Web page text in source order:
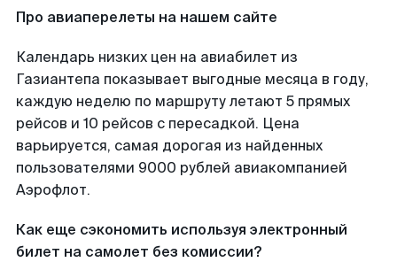
Про авиаперелеты на нашем сайте
Календарь низких цен на авиабилет из
Газиантепа показывает выгодные месяца в году,
каждую неделю по маршруту летают 5 прямых
рейсов и 10 рейсов с пересадкой. Цена
варьируется, самая дорогая из найденных
пользователями 9000 рублей авиакомпанией
Аэрофлот.
Как еще сэкономить используя электронный
билет на самолет без комиссии?